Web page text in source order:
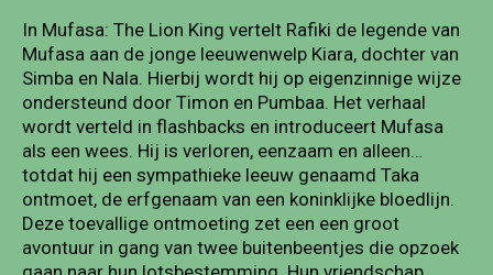
In Mufasa: The Lion King vertelt Rafiki de legende van
Mufasa aan de jonge leeuwenwelp Kiara, dochter van
Simba en Nala. Hierbij wordt hij op eigenzinnige wijze
ondersteund door Timon en Pumbaa. Het verhaal
wordt verteld in flashbacks en introduceert Mufasa
als een wees. Hij is verloren, eenzaam en alleen…
totdat hij een sympathieke leeuw genaamd Taka
ontmoet, de erfgenaam van een koninklijke bloedlijn.
Deze toevallige ontmoeting zet een een groot
avontuur in gang van twee buitenbeentjes die opzoek